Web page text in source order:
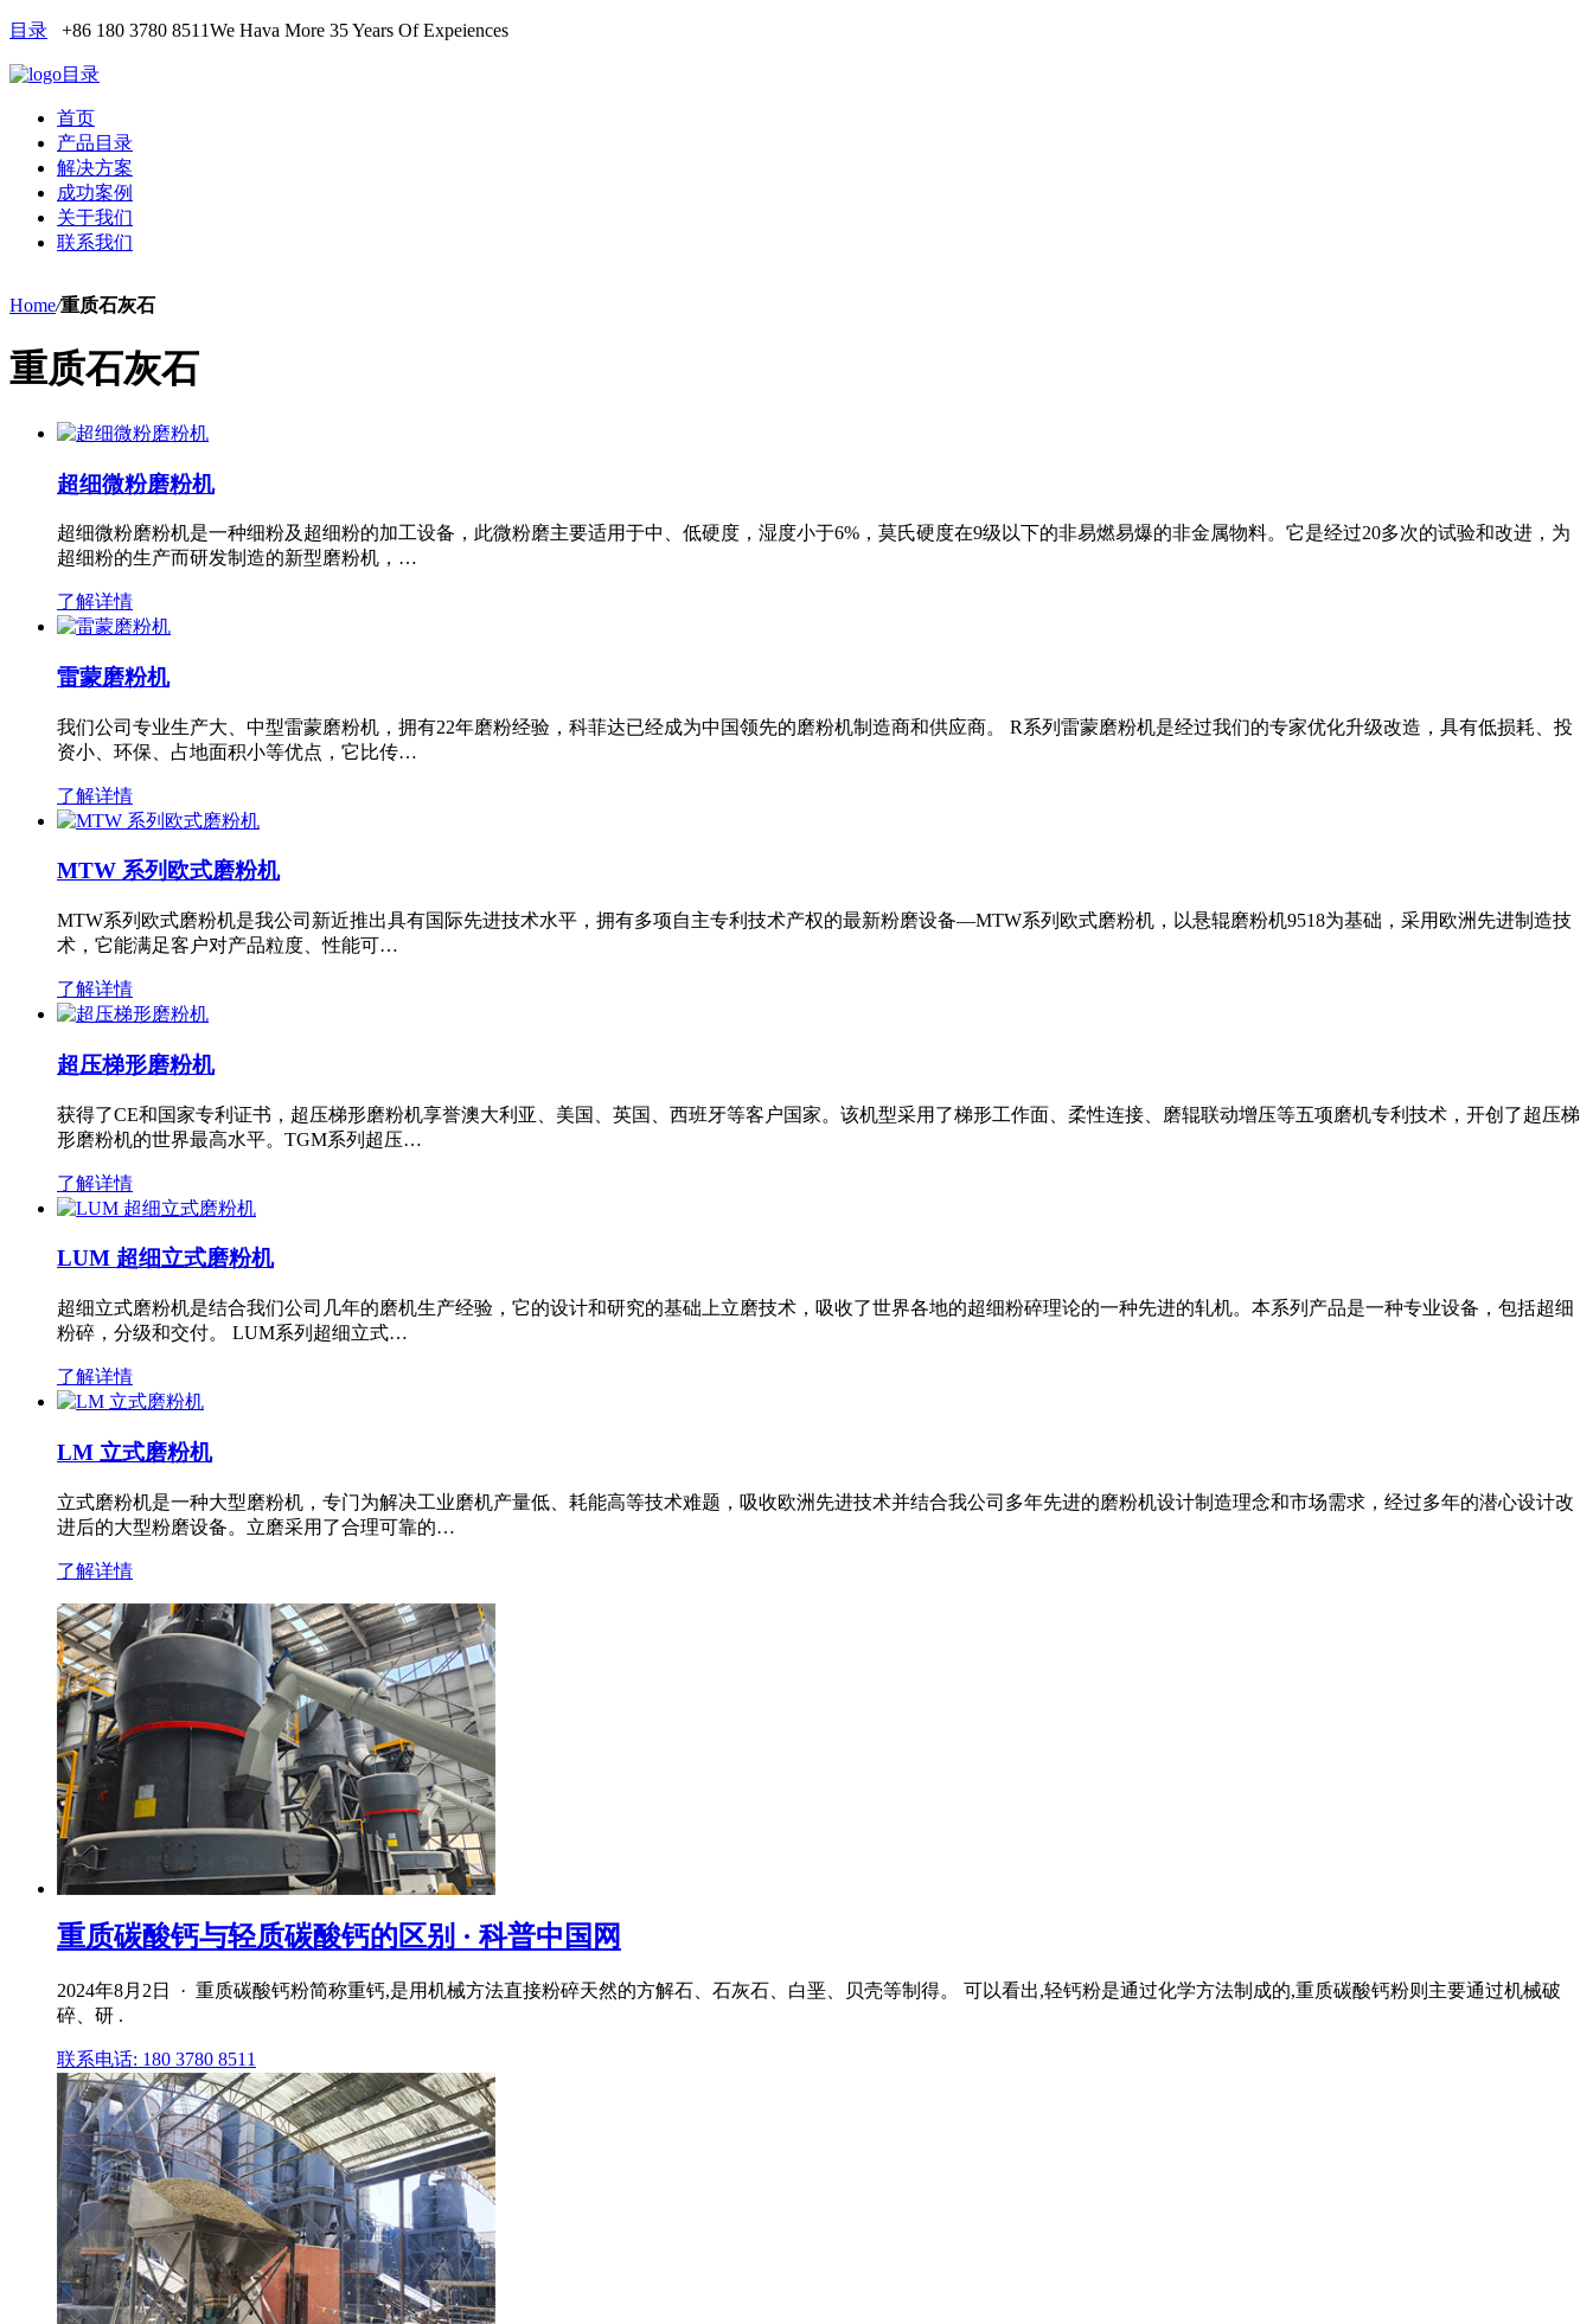
目录 +86 180 3780 8511We Hava More 35 Years Of Expeiences
目录
首页
产品目录
解决方案
成功案例
关于我们
联系我们
Home/重质石灰石
重质石灰石
超细微粉磨粉机
超细微粉磨粉机是一种细粉及超细粉的加工设备，此微粉磨主要适用于中、低硬度，湿度小于6%，莫氏硬度在9级以下的非易燃易爆的非金属物料。它是经过20多次的试验和改进，为
超细粉的生产而研发制造的新型磨粉机，…
了解详情
雷蒙磨粉机
我们公司专业生产大、中型雷蒙磨粉机，拥有22年磨粉经验，科菲达已经成为中国领先的磨粉机制造商和供应商。 R系列雷蒙磨粉机是经过我们的专家优化升级改造，具有低损耗、投
资小、环保、占地面积小等优点，它比传…
了解详情
MTW 系列欧式磨粉机
MTW系列欧式磨粉机是我公司新近推出具有国际先进技术水平，拥有多项自主专利技术产权的最新粉磨设备—MTW系列欧式磨粉机，以悬辊磨粉机9518为基础，采用欧洲先进制造技
术，它能满足客户对产品粒度、性能可…
了解详情
超压梯形磨粉机
获得了CE和国家专利证书，超压梯形磨粉机享誉澳大利亚、美国、英国、西班牙等客户国家。该机型采用了梯形工作面、柔性连接、磨辊联动增压等五项磨机专利技术，开创了超压梯
形磨粉机的世界最高水平。TGM系列超压…
了解详情
LUM 超细立式磨粉机
超细立式磨粉机是结合我们公司几年的磨机生产经验，它的设计和研究的基础上立磨技术，吸收了世界各地的超细粉碎理论的一种先进的轧机。本系列产品是一种专业设备，包括超细
粉碎，分级和交付。 LUM系列超细立式…
了解详情
LM 立式磨粉机
立式磨粉机是一种大型磨粉机，专门为解决工业磨机产量低、耗能高等技术难题，吸收欧洲先进技术并结合我公司多年先进的磨粉机设计制造理念和市场需求，经过多年的潜心设计改
进后的大型粉磨设备。立磨采用了合理可靠的…
了解详情
重质碳酸钙与轻质碳酸钙的区别 · 科普中国网
2024年8月2日 · 重质碳酸钙粉简称重钙,是用机械方法直接粉碎天然的方解石、石灰石、白垩、贝壳等制得。 可以看出,轻钙粉是通过化学方法制成的,重质碳酸钙粉则主要通过机械破
碎、研 .
联系电话: 180 3780 8511